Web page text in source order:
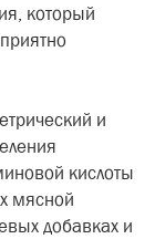
который
и
кислоты
мясной
добавках и